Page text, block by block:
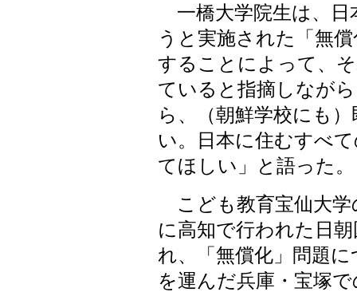
一橋大学院生は、
うと実施された「無
することによって、
ていると指摘しなが
ら、（朝鮮学校にも
い。日本に住むすべ
てほしい」と語った。
こども教育宝仙大学
に高知で行われた日
れ、「無償化」問題
を運んだ兵庫・宝塚